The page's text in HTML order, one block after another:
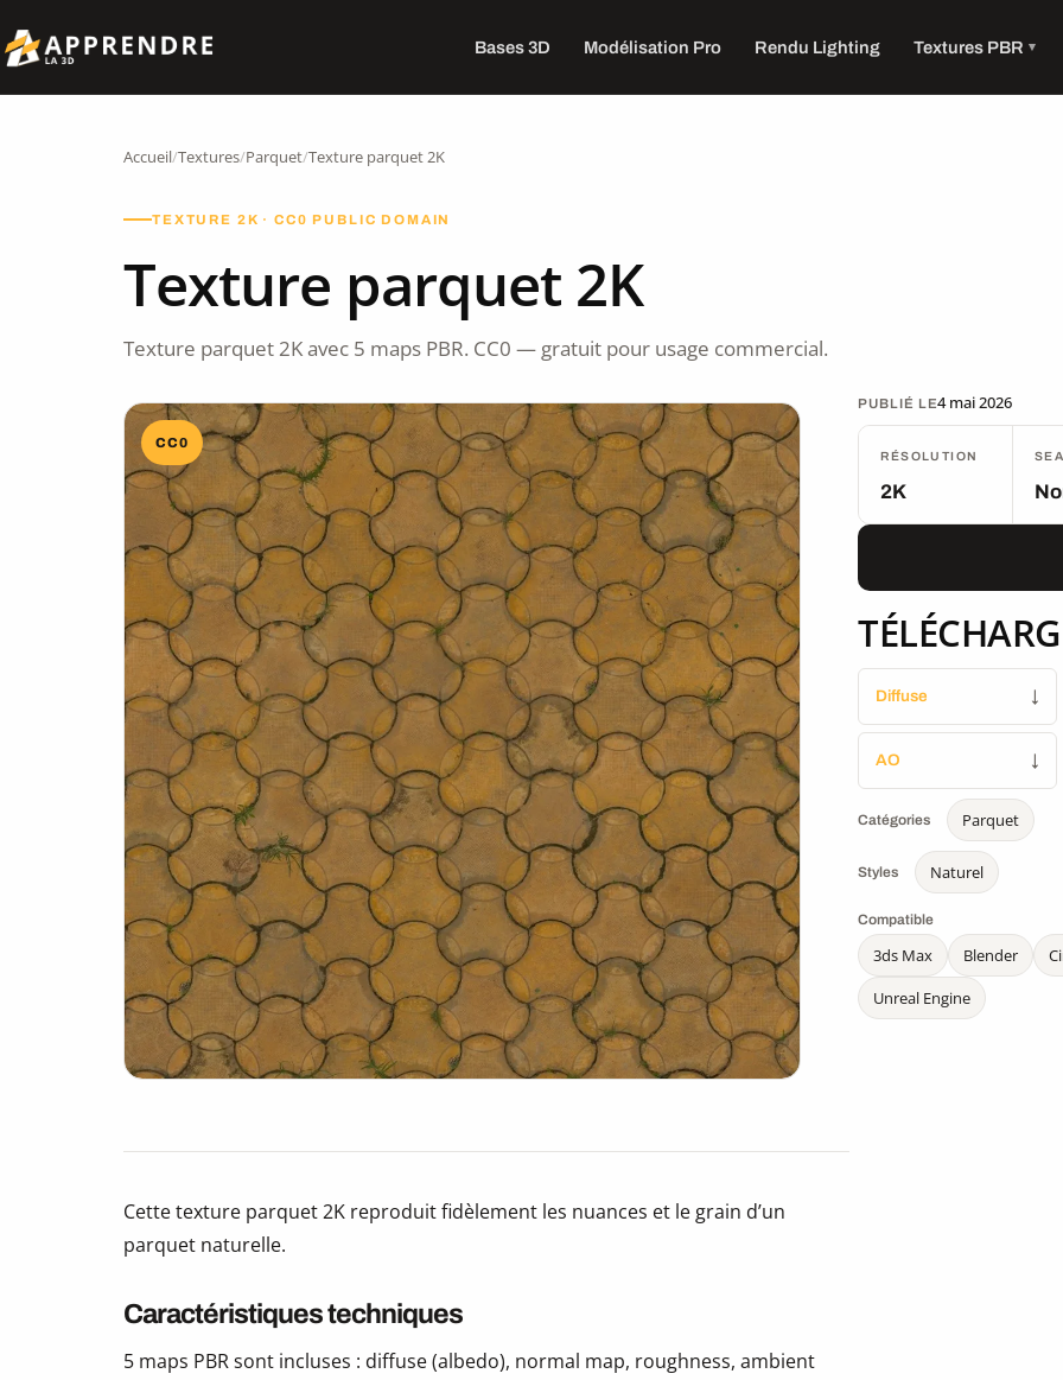
Bases 3D Modélisation Pro Rendu Lighting Textures PBR
Accueil/Textures/Parquet/Texture parquet 2K
TEXTURE 2K · CC0 PUBLIC DOMAIN
Texture parquet 2K
Texture parquet 2K avec 5 maps PBR. CC0 — gratuit pour usage commercial.
CC0
PUBLIÉ LE4 mai 2026
RÉSOLUTION
2K
Diffuse ↓
AO ↓
Catégories Parquet
Styles Naturel
Compatible
3ds Max Blender
Unreal Engine
Cette texture parquet 2K reproduit fidèlement les nuances et le grain d’un
parquet naturelle.
Caractéristiques techniques
5 maps PBR sont incluses : diffuse (albedo), normal map, roughness, ambient